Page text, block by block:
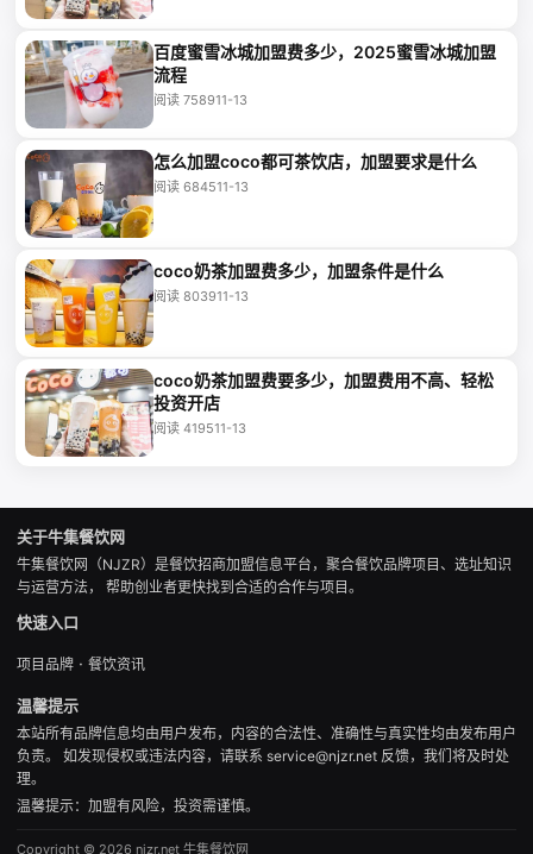
百度蜜雪冰城加盟费多少，2025蜜雪冰城加盟
流程
阅读 758911-13
怎么加盟coco都可茶饮店，加盟要求是什么
阅读 684511-13
coco奶茶加盟费多少，加盟条件是什么
阅读 803911-13
coco奶茶加盟费要多少，加盟费用不高、轻松
投资开店
阅读 419511-13
关于牛集餐饮网
牛集餐饮网（NJZR）是餐饮招商加盟信息平台，聚合餐饮品牌项目、选址知识
与运营方法， 帮助创业者更快找到合适的合作与项目。
快速入口
项目品牌 · 餐饮资讯
温馨提示
本站所有品牌信息均由用户发布，内容的合法性、准确性与真实性均由发布用户
负责。 如发现侵权或违法内容，请联系 service@njzr.net 反馈，我们将及时处
理。
温馨提示：加盟有风险，投资需谨慎。
Copyright © 2026 njzr.net 牛集餐饮网